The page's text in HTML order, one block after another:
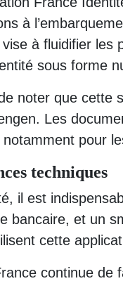
à
à fluidifier les
sous forme
noter que cette
Les
pour
techniques
il est
bancaire, et un
cette
continue de